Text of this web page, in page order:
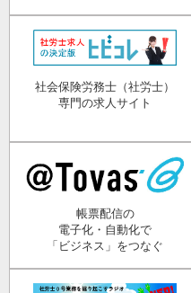
社会保険労務士（社労士）
専門の求人サイト
帳票配信の
電子化・自動化で
「ビジネス」をつなぐ